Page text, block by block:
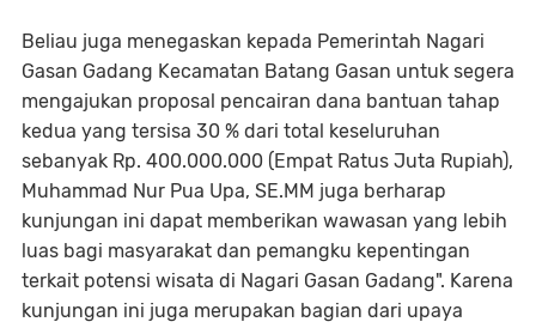
Beliau juga menegaskan kepada Pemerintah Nagari
Gasan Gadang Kecamatan Batang Gasan untuk segera
mengajukan proposal pencairan dana bantuan tahap
kedua yang tersisa 30 % dari total keseluruhan
sebanyak Rp. 400.000.000 (Empat Ratus Juta Rupiah),
Muhammad Nur Pua Upa, SE.MM juga berharap
kunjungan ini dapat memberikan wawasan yang lebih
luas bagi masyarakat dan pemangku kepentingan
terkait potensi wisata di Nagari Gasan Gadang". Karena
kunjungan ini juga merupakan bagian dari upaya